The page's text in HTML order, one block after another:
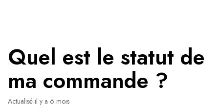
Quel est le statut de
ma commande ?
Actualisé il y a 6 mois